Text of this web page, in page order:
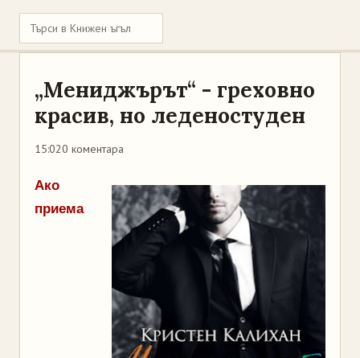
„Мениджърът“ - греховно
красив, но леденостуден
15:020 коментара
Ако
приема